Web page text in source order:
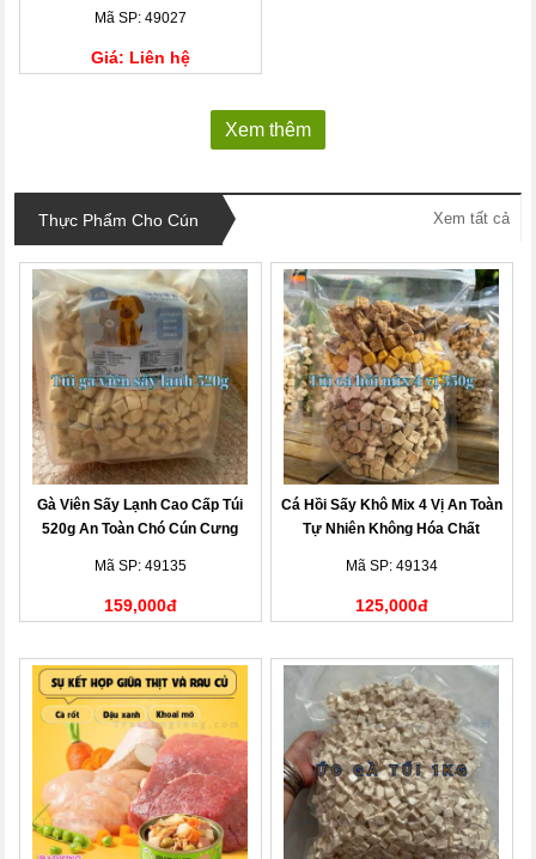
Mã SP: 49027
Giá: Liên hệ
Xem thêm
Thực Phẩm Cho Cún Xem tất cả
Gà Viên Sấy Lạnh Cao Cấp Túi
520g An Toàn Chó Cún Cưng
Mã SP: 49135
159,000đ
Cá Hồi Sấy Khô Mix 4 Vị An Toàn
Tự Nhiên Không Hóa Chất
Mã SP: 49134
125,000đ